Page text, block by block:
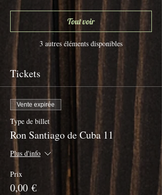
3 autres éléments disponibles
Tout voir
Tickets
Vente expirée
Type de billet
Ron Santiago de Cuba 11
Plus d'info
Prix
0,00 €